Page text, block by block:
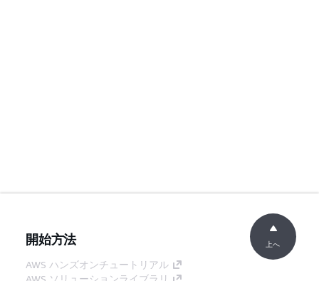
開始方法
AWS ハンズオンチュートリアル
AWS ソリューションライブラリ
上へ